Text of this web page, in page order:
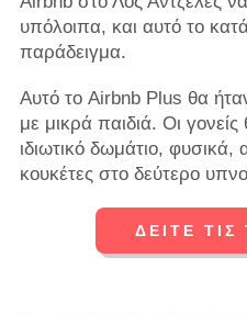
υπόλοιπα, και αυτό το
παράδειγμα.
Αυτό το Airbnb Plus θα ήταν
με μικρά παιδιά. Οι
ιδιωτικό δωμάτιο,
κουκέτες στο δεύτερο
ΔΕΙΤΕ ΤΙΣ